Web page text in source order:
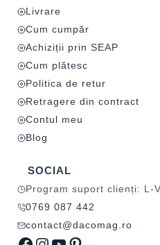
Livrare
Cum cumpăr
Achiziții prin SEAP
Cum plătesc
Politica de retur
Retragere din contract
Contul meu
Blog
SOCIAL
Program suport clienți: L-
0769 087 442
contact@dacomag.ro